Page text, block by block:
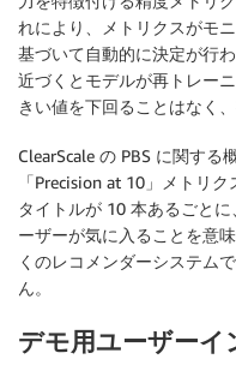
れにより、メトリクスがモ
基づいて自動的に決定が行
近づくとモデルが再トレー
きい値を下回ることはなく
ClearScale の PBS に関する
「Precision at 10」メトリ
タイトルが 10 本あるごと
ーザーが気に入ることを意
くのレコメンダーシステム
ん。
デモ用ユーザーイ